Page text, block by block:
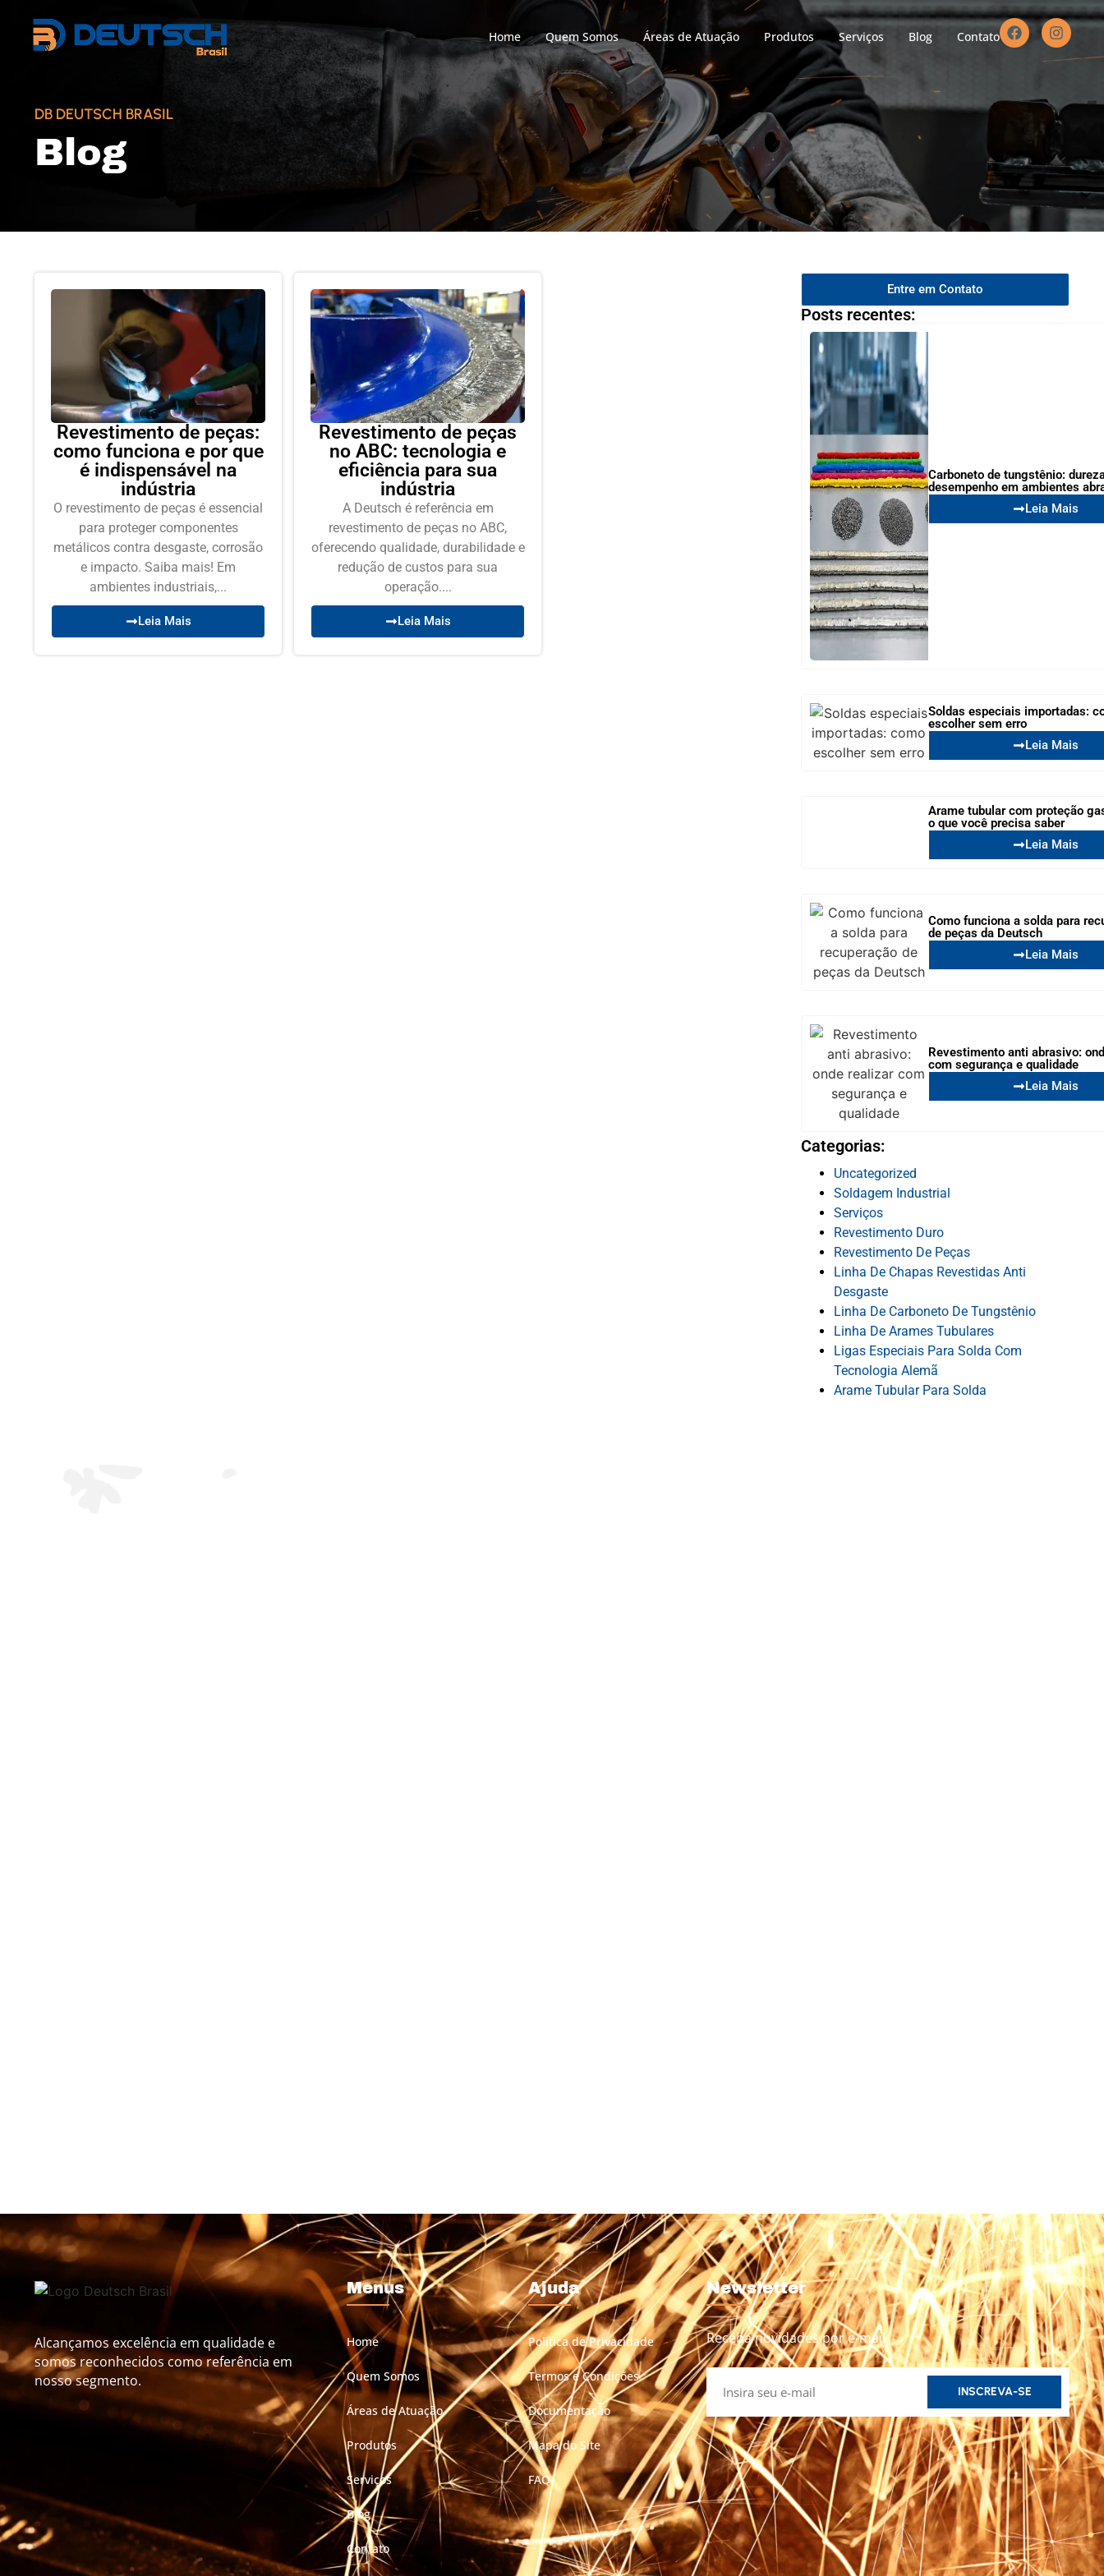
Home Quem Somos Áreas de Atuação Produtos Serviços Blog Contato
DB DEUTSCH BRASIL
Blog
Revestimento de peças:
como funciona e por que
é indispensável na
indústria
O revestimento de peças é essencial
para proteger componentes
metálicos contra desgaste, corrosão
e impacto. Saiba mais! Em
ambientes industriais,...
Leia Mais
Revestimento de peças
no ABC: tecnologia e
eficiência para sua
indústria
A Deutsch é referência em
revestimento de peças no ABC,
oferecendo qualidade, durabilidade e
redução de custos para sua
operação....
Leia Mais
Entre em Contato
Posts recentes:
Carboneto de tungstênio:
desempenho em ambientes
Leia Mais
Soldas especiais importadas:
escolher sem erro
Leia Mais
Arame tubular com proteção
o que você precisa saber
Leia Mais
Como funciona a solda para
de peças da Deutsch
Leia Mais
Revestimento anti abrasivo:
com segurança e qualidade
Leia Mais
Categorias:
Uncategorized
Soldagem Industrial
Serviços
Revestimento Duro
Revestimento De Peças
Linha De Chapas Revestidas Anti
Desgaste
Linha De Carboneto De Tungstênio
Linha De Arames Tubulares
Ligas Especiais Para Solda Com
Tecnologia Alemã
Arame Tubular Para Solda
Alcançamos excelência em qualidade e
somos reconhecidos como referência em
nosso segmento.
Menus
Home
Quem Somos
Áreas de Atuação
Produtos
Serviços
Blog
Contato
Ajuda
Política de Privacidade
Termos e Condições
Documentação
Mapa do Site
FAQ
Newsletter
Receba novidades por e-mail.
INSCREVA-SE